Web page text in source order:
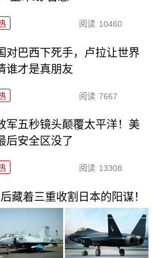
阅读 10460
对巴西下死手，卢拉让世界
谁才是真朋友
阅读 7667
军五秒镜头颠覆太平洋！美
后安全区没了
阅读 13308
藏着三重收割日本的阳谋！